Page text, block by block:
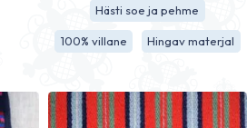
Hästi soe ja pehme
100% villane Hingav materjal